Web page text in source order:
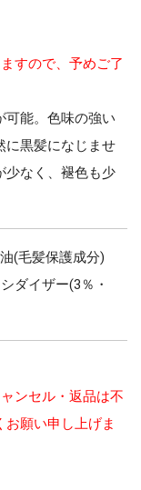
すので、予めご了
可能。色味の強い
に黒髪になじませ
少なく、褪色も少
(毛髪保護成分)
ダイザー(3％・
ンセル・返品は不
願い申し上げま